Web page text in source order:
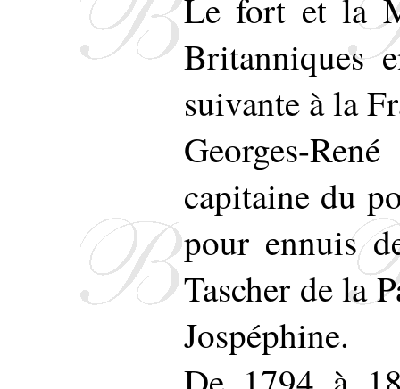
Le fort et la
Britanniques
suivante à la
Georges-
capitaine du
pour ennuis
Tascher de la
Jospéphine.